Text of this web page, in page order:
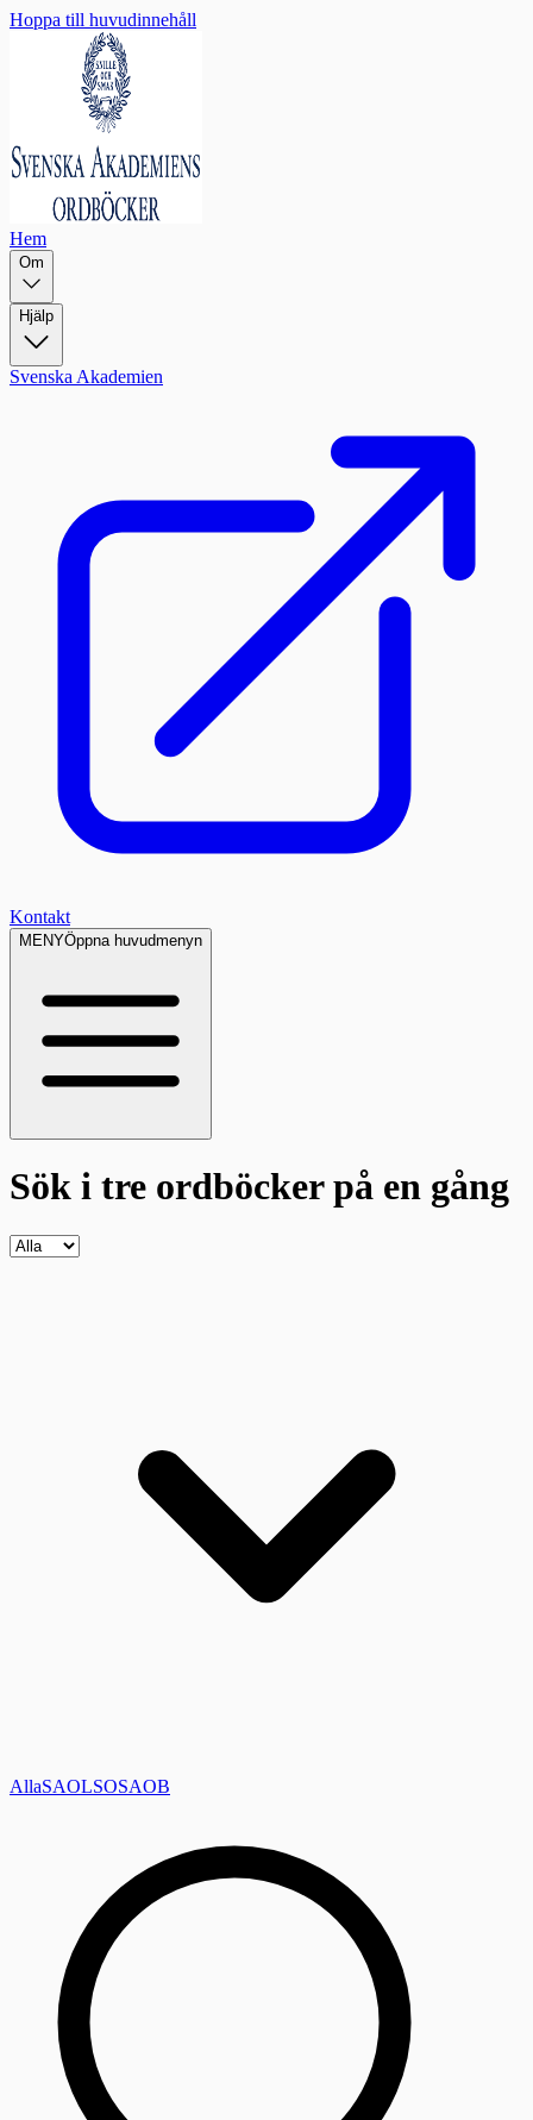
Hoppa till huvudinnehåll
Hem
Om
Hjälp
Svenska Akademien
Kontakt
MENYÖppna huvudmenyn
Sök i tre ordböckerpå en gång
AllaSAOLSOSAOB